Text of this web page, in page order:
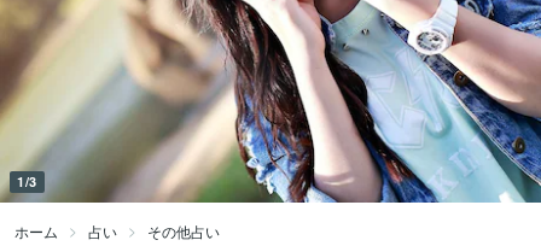
1/3
ホーム 占い その他占い